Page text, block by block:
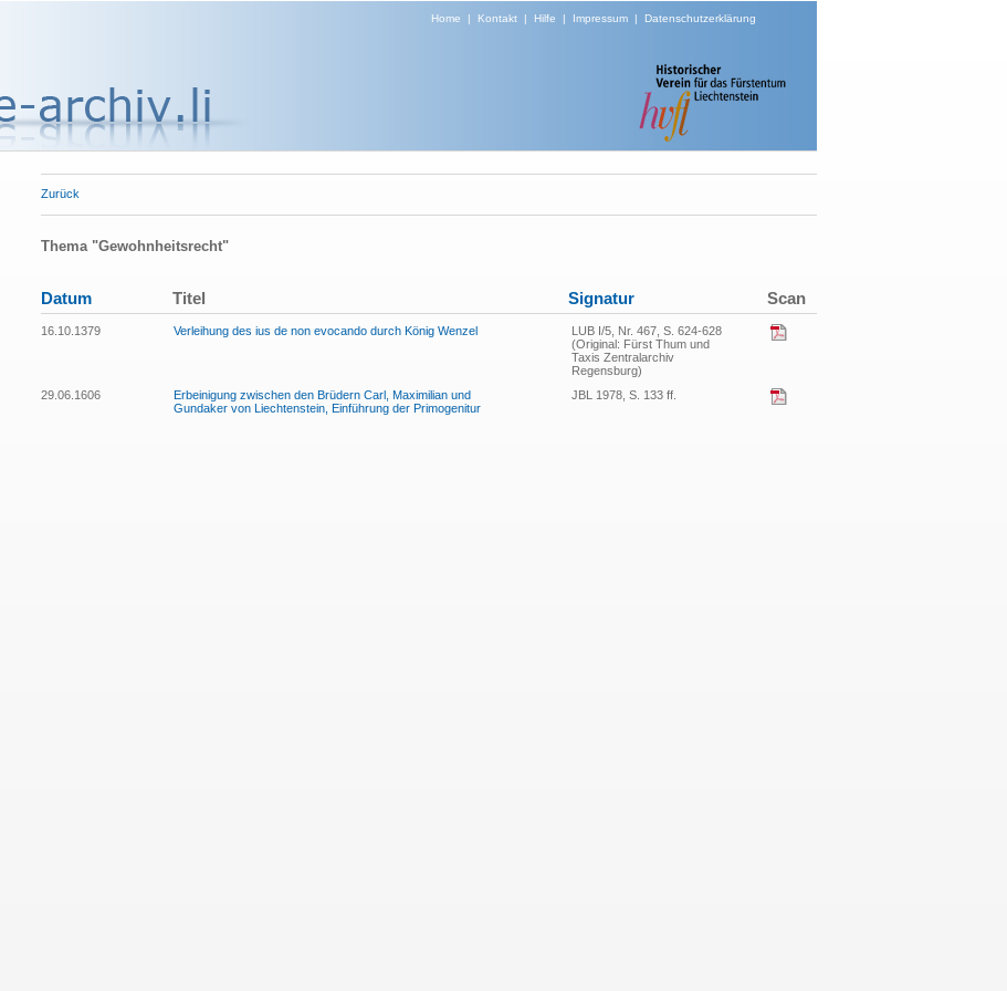
Home | Kontakt| Hilfe | Impressum| Datenschutzerklärung
Zurück
Thema "Gewohnheitsrecht"
Datum Titel Signatur Scan
16.10.1379 Verleihung des ius de non evocando durch König Wenzel
LUB I/5, Nr. 467, S. 624-628
(Original: Fürst Thum und
Taxis Zentralarchiv
Regensburg)
29.06.1606
Erbeinigung zwischen den Brüdern Carl, Maximilian und
Gundaker von Liechtenstein, Einführung der Primogenitur
JBL 1978, S. 133 ff.